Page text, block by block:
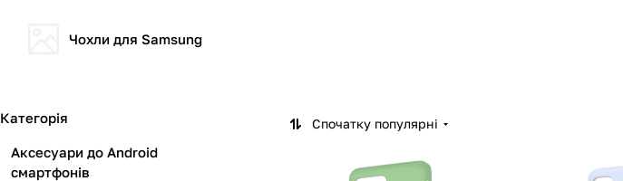
Чохли для Samsung
Спочатку популярні
Категорія
Аксесуари до Android
смартфонів